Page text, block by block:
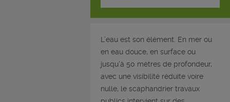
L’eau est son élément. En mer ou
en eau douce, en surface ou
jusqu’à 50 mètres de profondeur,
avec une visibilité réduite voire
nulle, le scaphandrier travaux